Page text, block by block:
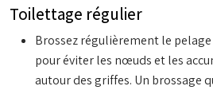
Toilettage régulier
Brossez régulièrement le
pour éviter les nœuds et les
autour des griffes. Un brossage